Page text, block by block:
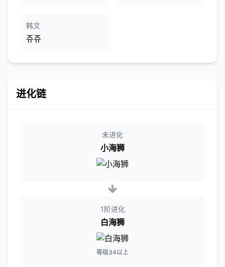
韩文
쥬쥬
进化链
未进化
小海狮
1阶进化
白海狮
等级34以上